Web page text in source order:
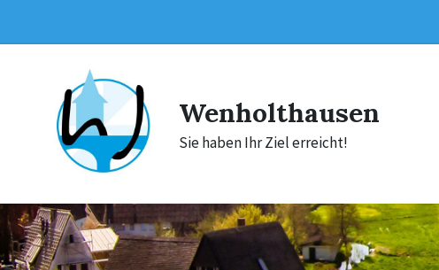
content
main
footer
Wenholthausen
Sie haben Ihr Ziel erreicht!